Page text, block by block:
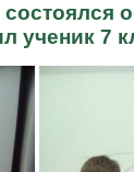
ученик 7